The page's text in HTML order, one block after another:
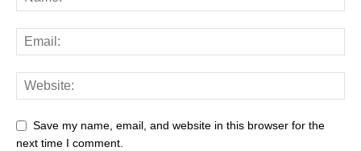
Save my name, email, and website in this browser for the
next time I comment.